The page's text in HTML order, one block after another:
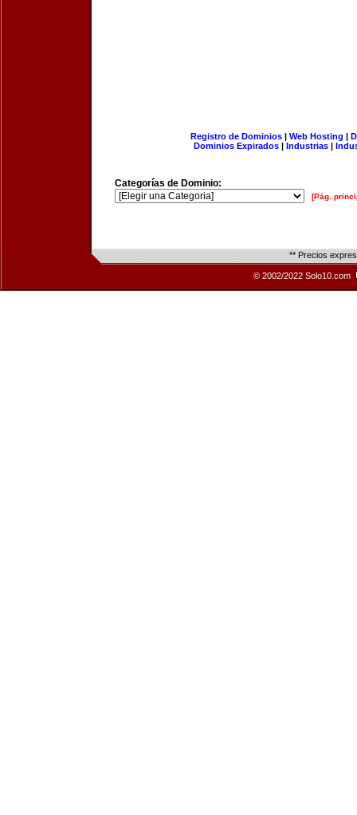
Registro de Dominios| Web Hosting |
Dominios Expirados | Industrias |
Categorías de Dominio:
[Pág.
** Precios
© 2002/2022 Solo10.com